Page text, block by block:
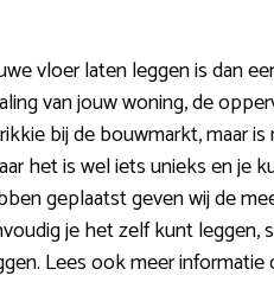
vloer laten leggen is dan
van jouw woning, de
bij de bouwmarkt, maar is
het is wel iets unieks en je
geplaatst geven wij de
je het zelf kunt leggen,
Lees ook meer informatie